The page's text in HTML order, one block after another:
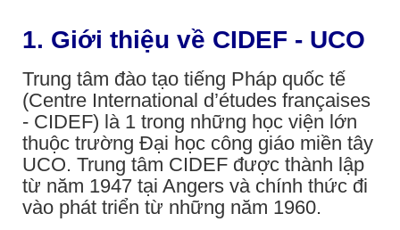
1. Giới thiệu về CIDEF - UCO
Trung tâm đào tạo tiếng Pháp quốc tế
(Centre International d’études françaises
- CIDEF) là 1 trong những học viện lớn
thuộc trường Đại học công giáo miền tây
UCO. Trung tâm CIDEF được thành lập
từ năm 1947 tại Angers và chính thức đi
vào phát triển từ những năm 1960.